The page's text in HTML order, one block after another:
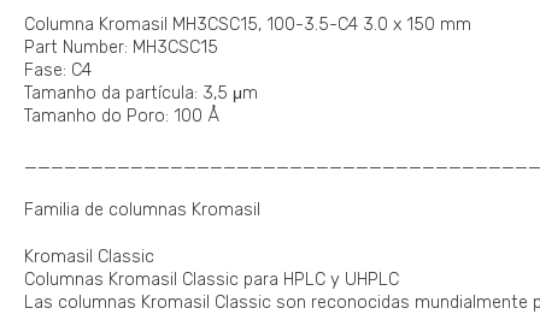
Columna Kromasil MH3CSC15, 100-3.5-C4 3.0 x 150 mm
Part Number: MH3CSC15
Fase: C4
Tamanho da partícula: 3,5 μm
Tamanho do Poro: 100 Å
Familia de columnas Kromasil
Kromasil Classic
Columnas Kromasil Classic para HPLC y UHPLC
Las columnas Kromasil Classic son reconocidas mundialmente